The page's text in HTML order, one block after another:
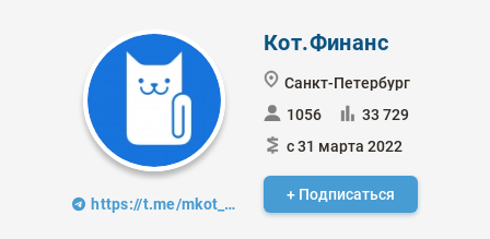
https://t.me/mkot_finance
Кот.Финанс
Санкт-Петербург
1056
33 729
с 31 марта 2022
+ Подписаться